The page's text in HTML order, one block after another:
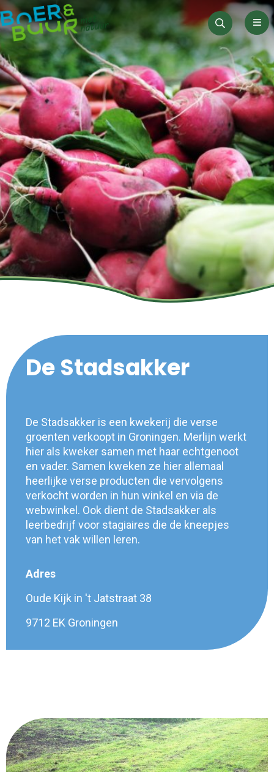
Zoeken
De Stadsakker
De Stadsakker is een kwekerij die verse
groenten verkoopt in Groningen. Merlijn werkt
hier als kweker samen met haar echtgenoot
en vader. Samen kweken ze hier allemaal
heerlijke verse producten die vervolgens
verkocht worden in hun winkel en via de
webwinkel. Ook dient de Stadsakker als
leerbedrijf voor stagiaires die de kneepjes
van het vak willen leren.
Adres
Oude Kijk in 't Jatstraat 38
9712 EK Groningen